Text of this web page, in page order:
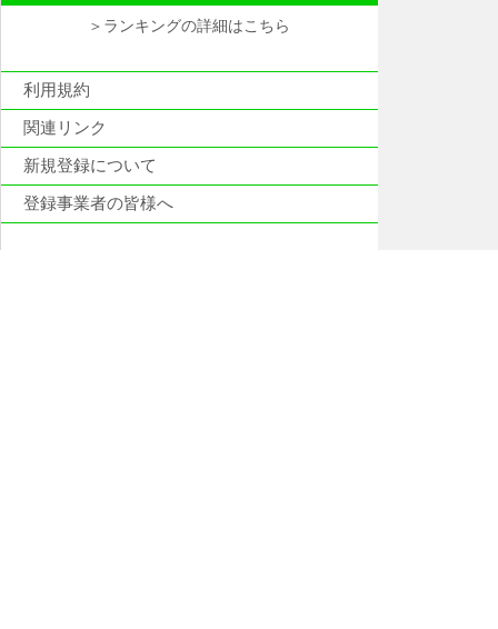
＞ランキングの詳細はこちら
利用規約
関連リンク
新規登録について
登録事業者の皆様へ